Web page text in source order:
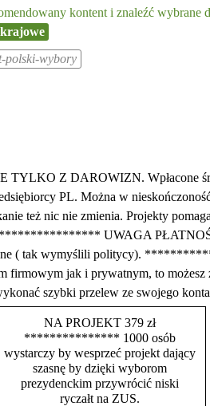
kontent i znaleźć wybrane
krajowe
polski-wybory
Z DAROWIZN. Wpłacone
PL. Można w
też nic nie zmienia. Projekty
UWAGA PŁATNOŚCI
( tak wymyślili politycy).
firmowym jak i prywatnym,
szybki przelew ze swojego
NA PROJEKT 379 zł
*************** 1000 osób
wystarczy by wesprzeć projekt dający
szasnę by dzięki wyborom
prezydenckim przywrócić niski
ryczałt na ZUS.